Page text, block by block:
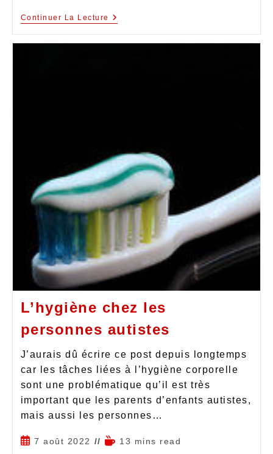
Continuer La Lecture
L’hygiène chez les
personnes autistes
J’aurais dû écrire ce post depuis longtemps
car les tâches liées à l’hygiène corporelle
sont une problématique qu’il est très
important que les parents d’enfants autistes,
mais aussi les personnes…
7 août 2022 13 mins read